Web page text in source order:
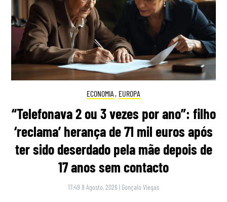
ECONOMIA , EUROPA
“Telefonava 2 ou 3 vezes por ano”: filho
‘reclama’ herança de 71 mil euros após
ter sido deserdado pela mãe depois de
17 anos sem contacto
17:49 8 Agosto, 2026 | Gonçalo Viegas